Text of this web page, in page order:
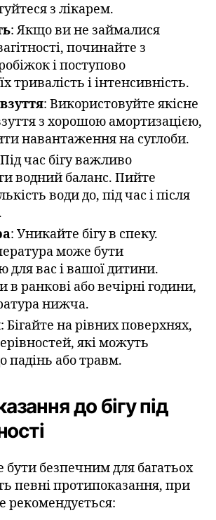
з лікарем.
: Якщо ви не займалися
починайте з
і поступово
тривалість і інтенсивність.
: Використовуйте якісне
з хорошою амортизацією,
навантаження на суглоби.
час бігу важливо
водний баланс. Пийте
води до, під час і після
: Уникайте бігу в спеку.
може бути
для вас і вашої дитини.
в ранкові або вечірні години,
нижча.
: Бігайте на рівних поверхнях,
які можуть
падінь або травм.
до бігу під
бути безпечним для багатьох
певні протипоказання, при
рекомендується: